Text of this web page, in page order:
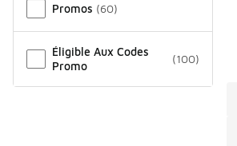
Promos (60)
Éligible Aux Codes
Promo
(100)